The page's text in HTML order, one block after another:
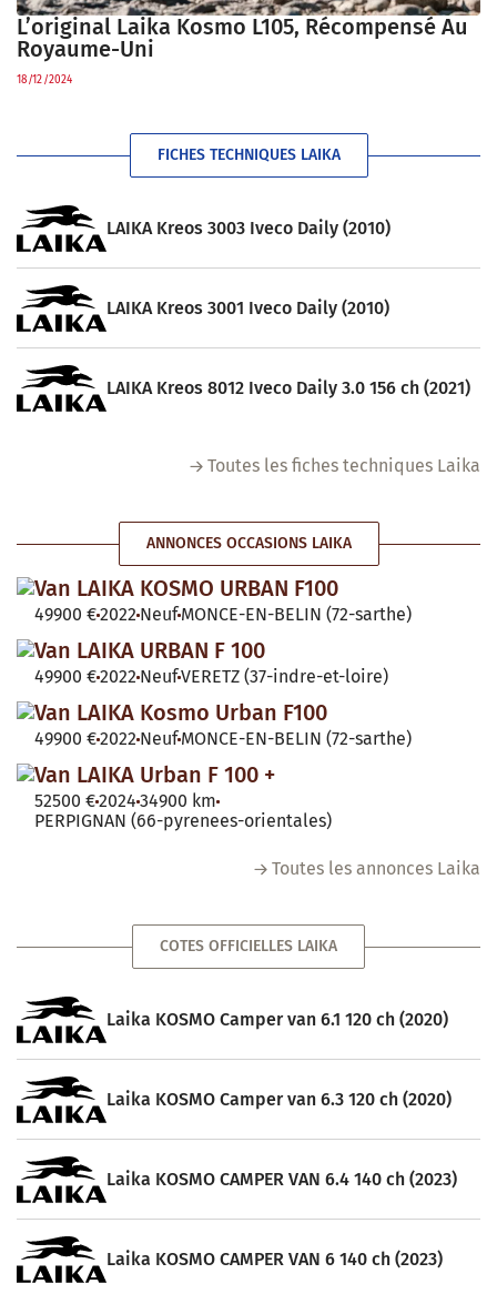
L’original Laika Kosmo L105, Récompensé Au
Royaume-Uni
18/12/2024
FICHES TECHNIQUES LAIKA
LAIKA Kreos 3003 Iveco Daily (2010)
LAIKA Kreos 3001 Iveco Daily (2010)
LAIKA Kreos 8012 Iveco Daily 3.0 156 ch (2021)
Toutes les fiches techniques Laika
ANNONCES OCCASIONS LAIKA
Van LAIKA KOSMO URBAN F100
49900 €2022 Neuf MONCE-EN-BELIN (72-sarthe)
Van LAIKA URBAN F 100
49900 €2022 NeufVERETZ (37-indre-et-loire)
Van LAIKA Kosmo Urban F100
49900 €2022 Neuf MONCE-EN-BELIN (72-sarthe)
Van LAIKA Urban F 100 +
52500 €2024 34900 km
PERPIGNAN (66-pyrenees-orientales)
Toutes les annonces Laika
COTES OFFICIELLES LAIKA
Laika KOSMO Camper van 6.1 120 ch (2020)
Laika KOSMO Camper van 6.3 120 ch (2020)
Laika KOSMO CAMPER VAN 6.4 140 ch (2023)
Laika KOSMO CAMPER VAN 6 140 ch (2023)